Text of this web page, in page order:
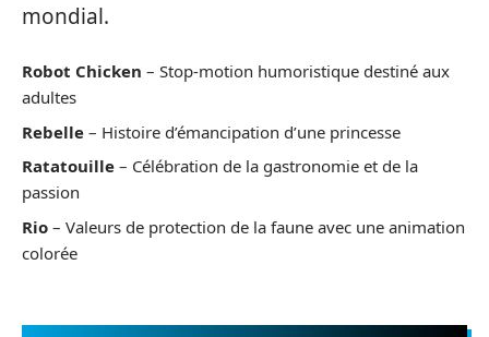
mondial.
Robot Chicken – Stop-motion humoristique destiné aux
adultes
Rebelle – Histoire d’émancipation d’une princesse
Ratatouille – Célébration de la gastronomie et de la
passion
Rio – Valeurs de protection de la faune avec une animation
colorée